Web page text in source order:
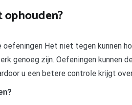
ophouden?
oefeningen Het niet tegen kunnen
genoeg zijn. Oefeningen kunnen
u een betere controle krijgt